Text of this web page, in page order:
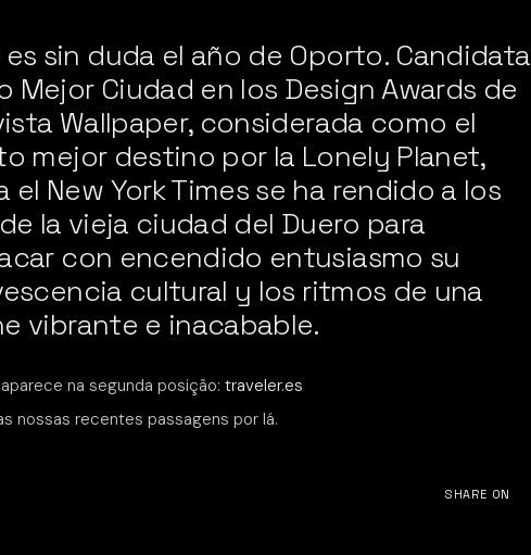
es sin duda el año de Oporto. Candidata
Mejor Ciudad en los Design Awards de
Wallpaper, considerada como el
mejor destino por la Lonely Planet,
el New York Times se ha rendido a los
la vieja ciudad del Duero para
con encendido entusiasmo su
cultural y los ritmos de una
vibrante e inacabable.
na segunda posição: traveler.es
nossas recentes passagens por lá.
SHARE ON